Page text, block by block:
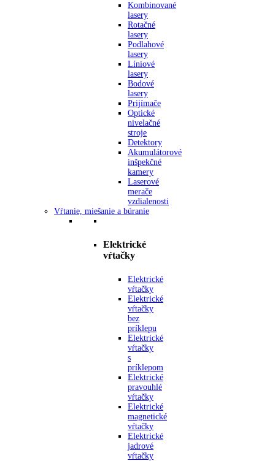
Kombinované
lasery
Rotačné
lasery
Podlahové
lasery
Líniové
lasery
Bodové
lasery
Prijímače
Optické
nivelačné
stroje
Detektory
Akumulátorové
inšpekčné
kamery
Laserové
merače
vzdialenosti
Vŕtanie, miešanie a búranie
Elektrické
vŕtačky
Elektrické
vŕtačky
Elektrické
vŕtačky
bez
príklepu
Elektrické
vŕtačky
s
príklepom
Elektrické
pravouhlé
vŕtačky
Elektrické
magnetické
vŕtačky
Elektrické
jadrové
vŕtačky